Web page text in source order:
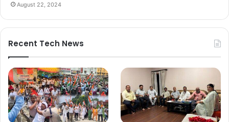
August 22, 2024
Recent Tech News